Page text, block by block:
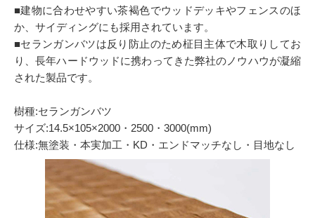
■建物に合わせやすい茶褐色でウッドデッキやフェンスのほ
か、サイディングにも採用されています。
■セランガンバツは反り防止のため柾目主体で木取りしてお
り、長年ハードウッドに携わってきた弊社のノウハウが凝縮
された製品です。
樹種:セランガンバツ
サイズ:14.5×105×2000・2500・3000(mm)
仕様:無塗装・本実加工・KD・エンドマッチなし・目地なし